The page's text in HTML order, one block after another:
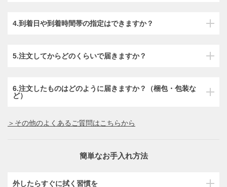
4.到着日や到着時間帯の指定はできますか？
5.注文してからどのくらいで届きますか？
6.注文したものはどのように届きますか？（梱包・包装な
ど）
＞その他のよくあるご質問はこちらから
簡単なお手入れ方法
外したらすぐに拭く習慣を